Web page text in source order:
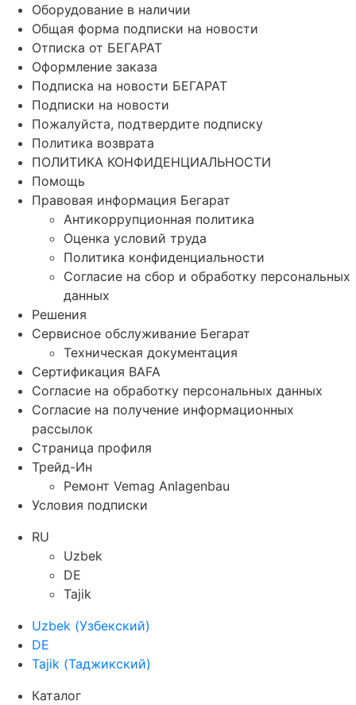
Оборудование в наличии
Общая форма подписки на новости
Отписка от БЕГАРАТ
Оформление заказа
Подписка на новости БЕГАРАТ
Подписки на новости
Пожалуйста, подтвердите подписку
Политика возврата
ПОЛИТИКА КОНФИДЕНЦИАЛЬНОСТИ
Помощь
Правовая информация Бегарат
Антикоррупционная политика
Оценка условий труда
Политика конфиденциальности
Согласие на сбор и обработку персональных
данных
Решения
Сервисное обслуживание Бегарат
Техническая документация
Сертификация BAFA
Согласие на обработку персональных данных
Согласие на получение информационных
рассылок
Страница профиля
Трейд-Ин
Ремонт Vemag Anlagenbau
Условия подписки
RU
Uzbek
DE
Tajik
Uzbek (Узбекский)
DE
Tajik (Таджикский)
Каталог